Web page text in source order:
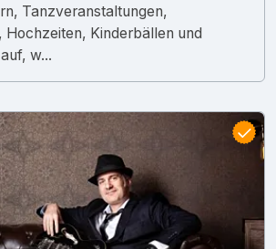
Tanzveranstaltungen,
Hochzeiten, Kinderbällen und
w...